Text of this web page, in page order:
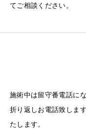
てご相談ください。
施術中は留守番電話に
折り返しお電話致しま
たします。